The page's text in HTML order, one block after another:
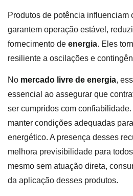
Produtos de potência influenciam
garantem operação estável,
fornecimento de energia. Eles
resiliente a oscilações e
No mercado livre de energia,
essencial ao assegurar que
ser cumpridos com
manter condições adequadas
energético. A presença desses
melhora previsibilidade para
mesmo sem atuação direta,
da aplicação desses produtos.